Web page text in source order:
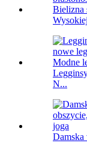
N...
Damska